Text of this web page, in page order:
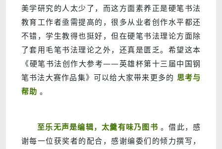
美学研究的人太少了，而这方面素养正是硬笔书法
教育工作者亟需提高的，很多从业者创作水平都还
不错，学生教得也挺好，但在硬笔书法理论方面除
了套用毛笔书法理论之外，还真是匮乏。希望这本
《硬笔书法创作大参考——英雄杯第十三届中国钢
笔书法大赛作品集》可以给大家带来更多的 思考与
帮助 。
至乐无声是编辑，太羹有味乃图书 。借此，感
谢每一位获奖者的配合，感谢编委们的倾力撰写，